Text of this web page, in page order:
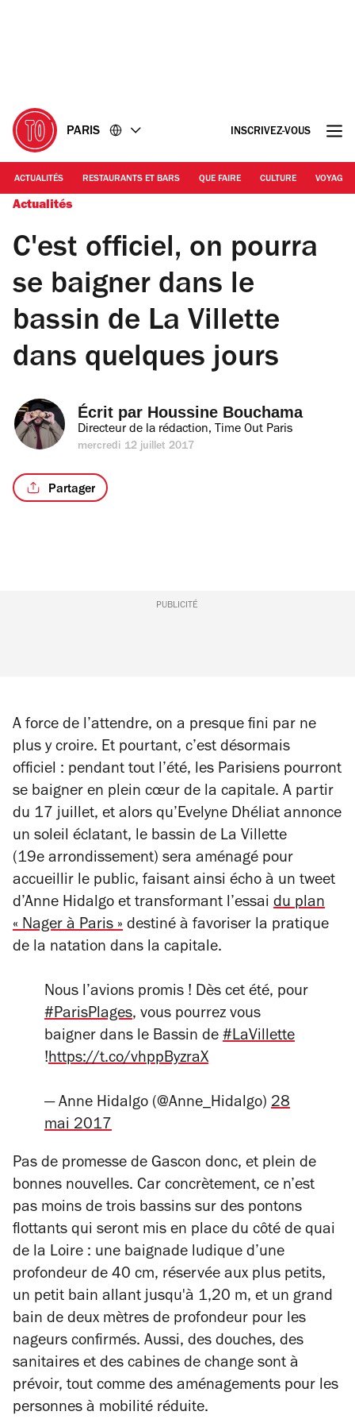
PARIS INSCRIVEZ-VOUS
ACTUALITÉS RESTAURANTS ET BARS QUE FAIRE CULTURE VOYAGE
Actualités
C'est officiel, on pourra
se baigner dans le
bassin de La Villette
dans quelques jours
Écrit par Houssine Bouchama
Directeur de la rédaction, Time Out Paris
mercredi 12 juillet 2017
Partager
PUBLICITÉ
A force de l’attendre, on a presque fini par ne
plus y croire. Et pourtant, c’est désormais
officiel : pendant tout l’été, les Parisiens pourront
se baigner en plein cœur de la capitale. A partir
du 17 juillet, et alors qu’Evelyne Dhéliat annonce
un soleil éclatant, le bassin de La Villette
(19e arrondissement) sera aménagé pour
accueillir le public, faisant ainsi écho à un tweet
d’Anne Hidalgo et transformant l’essai du plan
« Nager à Paris » destiné à favoriser la pratique
de la natation dans la capitale.
Nous l’avions promis ! Dès cet été, pour
#ParisPlages, vous pourrez vous
baigner dans le Bassin de #LaVillette
!https://t.co/vhppByzraX
— Anne Hidalgo (@Anne_Hidalgo) 28
mai 2017
Pas de promesse de Gascon donc, et plein de
bonnes nouvelles. Car concrètement, ce n’est
pas moins de trois bassins sur des pontons
flottants qui seront mis en place du côté de quai
de la Loire : une baignade ludique d’une
profondeur de 40 cm, réservée aux plus petits,
un petit bain allant jusqu'à 1,20 m, et un grand
bain de deux mètres de profondeur pour les
nageurs confirmés. Aussi, des douches, des
sanitaires et des cabines de change sont à
prévoir, tout comme des aménagements pour les
personnes à mobilité réduite.